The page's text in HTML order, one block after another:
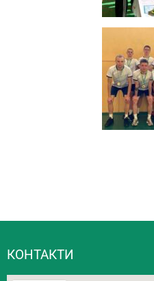
КОНТАКТИ